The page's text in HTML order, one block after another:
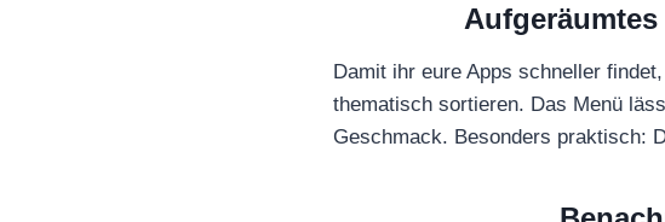
Damit ihr eure Apps schneller
thematisch sortieren. Das Menü
Geschmack. Besonders praktisch: